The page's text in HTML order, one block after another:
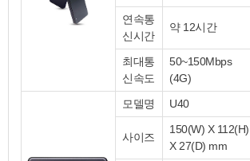
연속통
신시간
약 12시간
최대통
신속도
50~150Mbps
(4G)
모델명
U40
사이즈
150(W) X 112(H)
X 27(D) mm